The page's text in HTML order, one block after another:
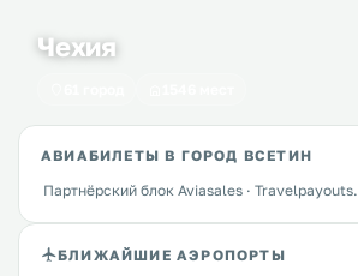
Чехия
АВИАБИЛЕТЫ В ГОРОД ВСЕТИН
Партнёрский блок Aviasales · Travelpayouts.
БЛИЖАЙШИЕ АЭРОПОРТЫ